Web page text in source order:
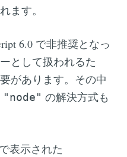
ます。
6.0 で非推奨となっ
として扱われるた
があります。その中
の解決方式も
表示された